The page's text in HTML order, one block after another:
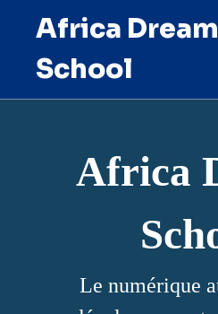
Africa Dream
School
Africa
Le numérique